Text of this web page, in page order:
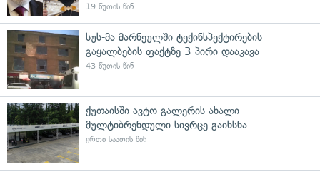
19 წუთის წინ
სუს-მა მარნეულში ტექინსპექტირების
გაყალბების ფაქტზე 3 პირი დააკავა
43 წუთის წინ
ქუთაისში ავტო გალერის ახალი
მულტიბრენდული სივრცე გაიხსნა
ერთი საათის წინ